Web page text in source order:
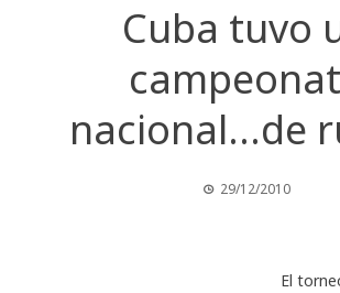
Cuba tuvo
nacional…de
29/12/2010
El